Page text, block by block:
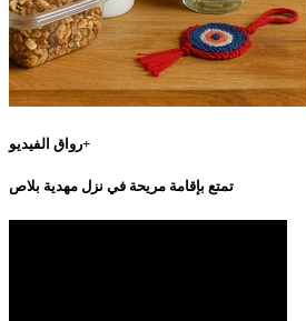
رواق الفيديو+
تمتع بإقامة مريحة في نزل مهدية بلاص